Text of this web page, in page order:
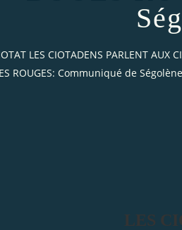
LES CIOTADENS PARLENT AUX
ROUGES: Communiqué de
LES